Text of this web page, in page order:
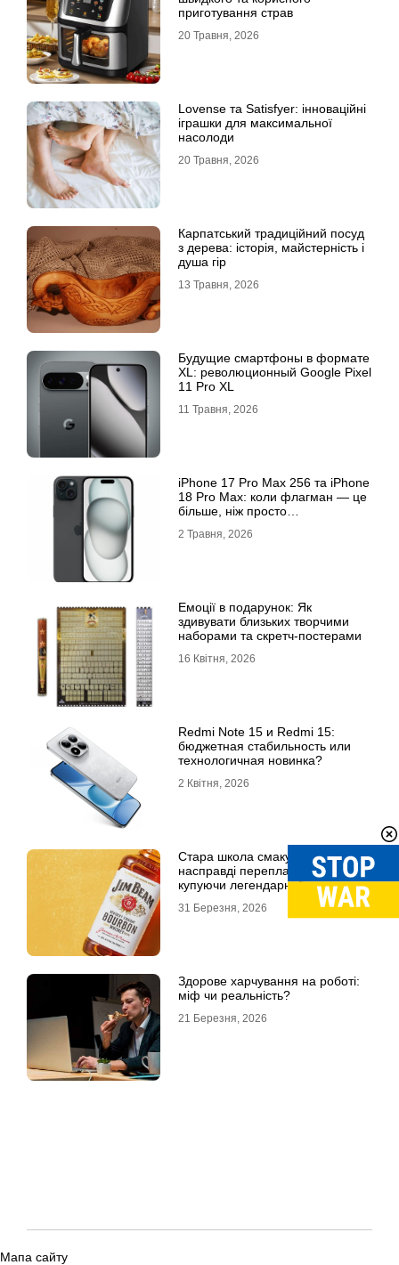
приготування страв
20 Травня, 2026
Lovense та Satisfyer: інноваційні
іграшки для максимальної
насолоди
20 Травня, 2026
Карпатський традиційний посуд
з дерева: історія, майстерність і
душа гір
13 Травня, 2026
Будущие смартфоны в формате
XL: революционный Google Pixel
11 Pro XL
11 Травня, 2026
iРhone 17 Рro Мax 256 та iРhone
18 Рro Мax: коли флагман — це
більше, ніж просто
2 Травня, 2026
Емоції в подарунок: Як
здивувати близьких творчими
наборами та скретч-постерами
16 Квітня, 2026
Redmi Note 15 и Redmi 15:
бюджетная стабильность или
технологичная новинка?
2 Квітня, 2026
Стара школа смаку: за що ми
насправді переплачуємо,
купуючи легендарні бренди
31 Березня, 2026
Здорове харчування на роботі:
міф чи реальність?
21 Березня, 2026
Мапа сайту